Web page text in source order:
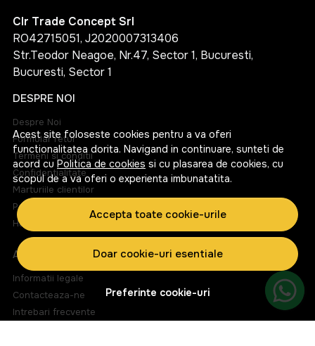
Acest site foloseste cookies pentru a va oferi
functionalitatea dorita. Navigand in continuare, sunteti de
acord cu Politica de cookies si cu plasarea de cookies, cu
scopul de a va oferi o experienta imbunatatita.
Accepta toate cookie-urile
Doar cookie-uri esentiale
Preferinte cookie-uri
Clr Trade Concept Srl
RO42715051, J2020007313406
Str.Teodor Neagoe, Nr.47, Sector 1, Bucuresti,
Bucuresti, Sector 1
DESPRE NOI
Despre Noi
Formular retur
Termeni si conditii
Confidentialitate
Marturiile clientilor
Politica de Cookies
Harta site
ASISTENTA
Informatii legale
Contacteaza-ne
Intrebari frecvente